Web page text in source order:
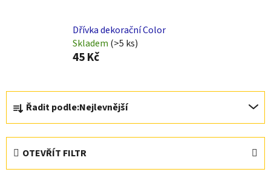
Dřívka dekorační Color
Skladem (>5 ks)
45 Kč
Ř
a
z
Řadit podle:Nejlevnější
OTEVŘÍT FILTR